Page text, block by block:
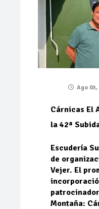
Ago 03,
Cárnicas El
la 42ª
Escudería
de
Vejer. El
Montaña: